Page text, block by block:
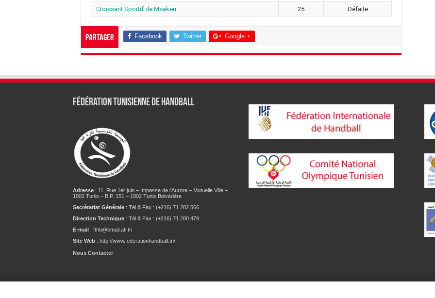
Croissant Sportif de Msaken
25 Défaite
Partager Facebook Twitter Google +
Fédération tunisienne de Handball
Adresse: 11, Rue 1er juin – Impasse de l’Aurore – Mutuelle Ville –
1002 Tunis – B.P. 151 – 1002 Tunis Belvédère
Secrétariat Générale: Tél & Fax : (+216) 71 282 566
Direction Technique : Tél & Fax : (+216) 71 280 479
E-mail: fthb@email.ati.tn
Site Web: http://www.federationhandball.tn/
Nous Contacter